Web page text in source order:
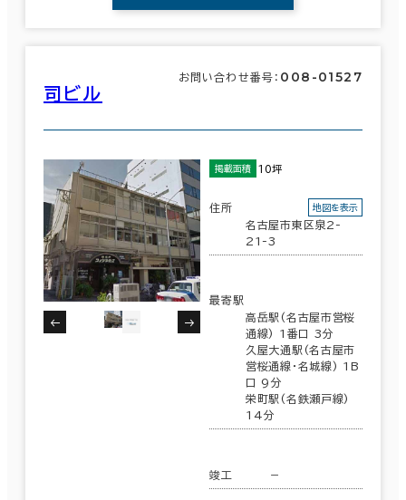
司ビル
お問い合わせ番号： 008-01527
掲載面積 10坪
住所
名古屋市東区泉2-
21-3
地図を表示
最寄駅
高岳駅(名古屋市営桜
通線) 1番口 3分
久屋大通駅(名古屋市
営桜通線･名城線) 1B
口 9分
栄町駅(名鉄瀬戸線)
14分
竣工 －